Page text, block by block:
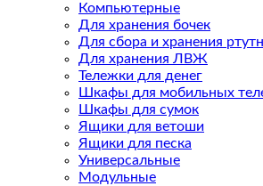
Компьютерные
Для хранения бочек
Для сбора и хранения
Для хранения ЛВЖ
Тележки для денег
Шкафы для мобильных
Шкафы для сумок
Ящики для ветоши
Ящики для песка
Универсальные
Модульные